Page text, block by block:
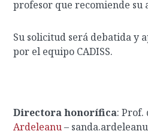
profesor que recomiende su
Su solicitud será debatida y
por el equipo CADISS.
Directora honorífica:Prof.
Ardeleanu–